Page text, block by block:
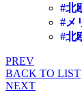
#北
#メ
#北
PREV
BACK TO LIST
NEXT